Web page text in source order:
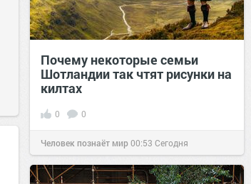
Почему некоторые семьи
Шотландии так чтят рисунки на
килтах
0 0
Человек познаёт мир00:53 Сегодня